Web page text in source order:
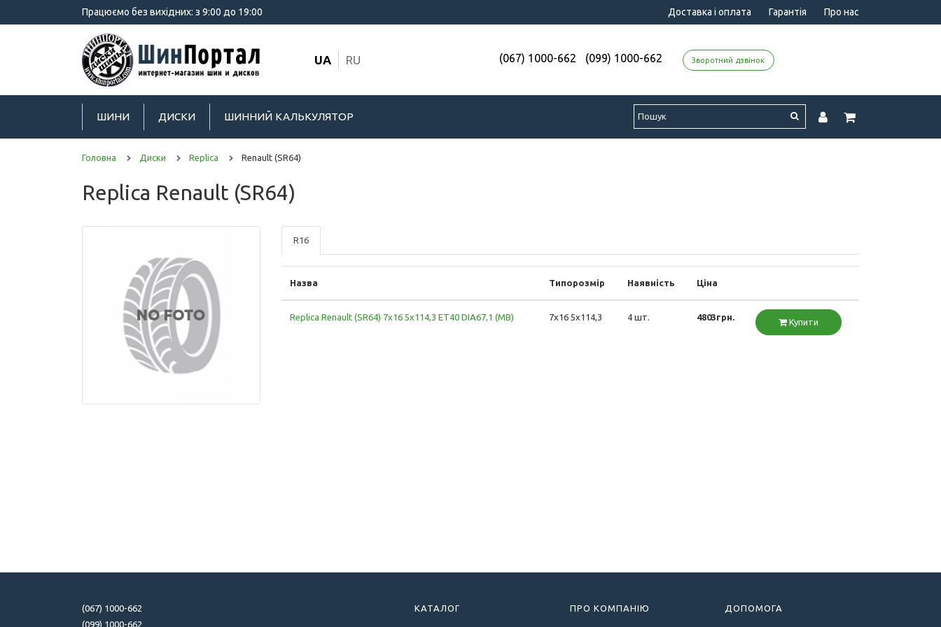
Працюємо без вихідних: з 9:00 до 19:00 Доставка і оплата Гарантія Про нас
UA RU (067) 1000-662 (099) 1000-662 Зворотний дзвінок
ШИНИ ДИСКИ ШИННИЙ КАЛЬКУЛЯТОР
Головна Диски Replica Renault (SR64)
Replica Renault (SR64)
R16
Назва Типорозмір Наявність Ціна
Replica Renault (SR64) 7x16 5x114,3 ET40 DIA67,1 (MB) 7x16 5x114,3 4 шт. 4803грн. Купити
(067) 1000-662
(099) 1000-662
КАТАЛОГ ПРО КОМПАНІЮ ДОПОМОГА